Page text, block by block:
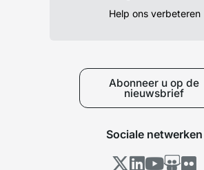
Help ons verbeteren
Abonneer u op de
nieuwsbrief
Sociale netwerken